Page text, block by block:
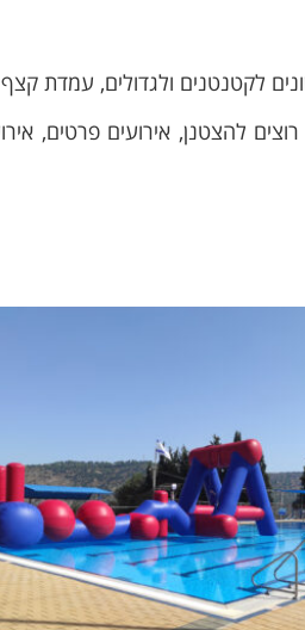
להצטנן, אירועים פרטים,